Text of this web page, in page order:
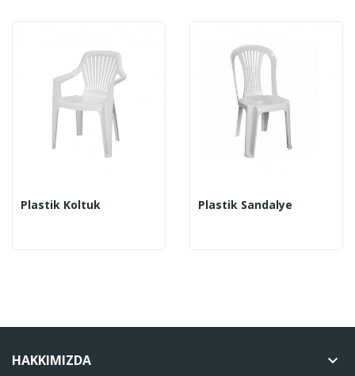
Plastik Koltuk Plastik Sandalye
HAKKIMIZDA keyboard_arrow_down